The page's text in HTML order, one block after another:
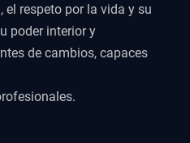
respeto por la vida y su
poder interior y
de cambios, capaces